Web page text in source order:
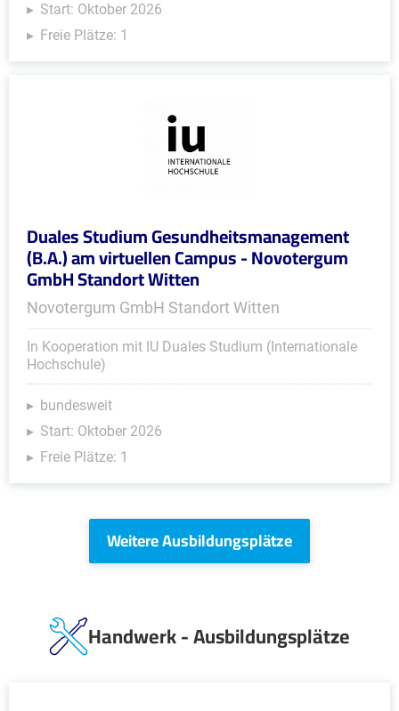
Start: Oktober 2026
Freie Plätze: 1
Duales Studium Gesundheitsmanagement
(B.A.) am virtuellen Campus - Novotergum
GmbH Standort Witten
Novotergum GmbH Standort Witten
In Kooperation mit IU Duales Studium (Internationale
Hochschule)
bundesweit
Start: Oktober 2026
Freie Plätze: 1
Weitere Ausbildungsplätze
Handwerk - Ausbildungsplätze